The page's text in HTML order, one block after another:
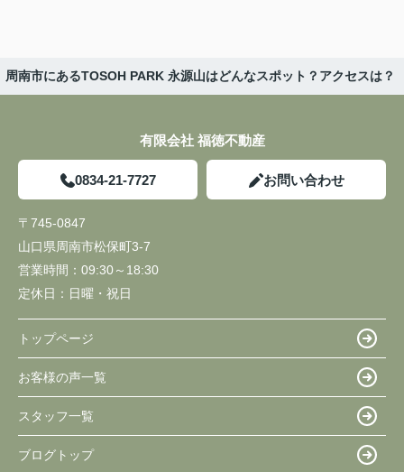
周南市にあるTOSOH PARK 永源山はどんなスポット？アクセスは？
有限会社 福徳不動産
0834-21-7727 お問い合わせ
〒745-0847
山口県周南市松保町3-7
営業時間： 09:30～18:30
定休日： 日曜・祝日
トップページ
お客様の声一覧
スタッフ一覧
ブログトップ